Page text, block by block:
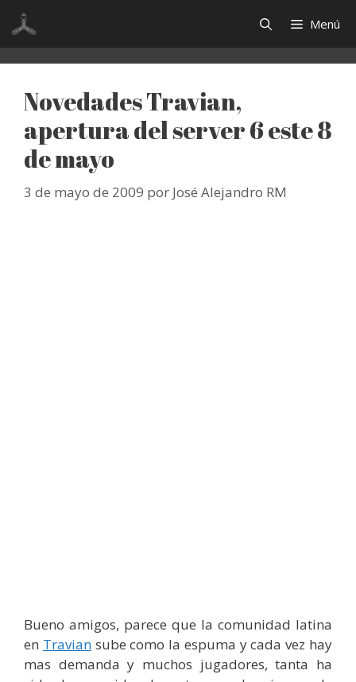
Saltar
contenido
Menú
Novedades Travian,
apertura del server 6 este 8
de mayo
3 de mayo de 2009 por José Alejandro RM
Bueno amigos, parece que la comunidad latina
en Traviansube como la espuma y cada vez hay
mas demanda y muchos jugadores, tanta ha